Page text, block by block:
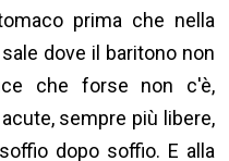
prima che nella
dove il baritono non
che forse non c'è,
sempre più libere,
dopo soffio. E alla